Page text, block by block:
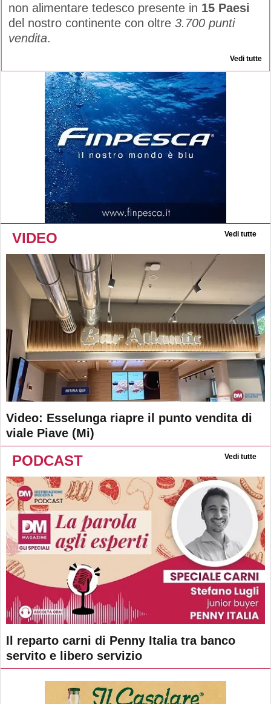
non alimentare tedesco presente in 15 Paesi
del nostro continente con oltre 3.700 punti
vendita.
Vedi tutte
VIDEO Vedi tutte
Video: Esselunga riapre il punto vendita di
viale Piave (Mi)
PODCAST Vedi tutte
Il reparto carni di Penny Italia tra banco
servito e libero servizio